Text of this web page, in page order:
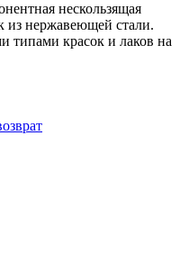
нескользящая
из нержавеющей стали.
типами красок и лаков на